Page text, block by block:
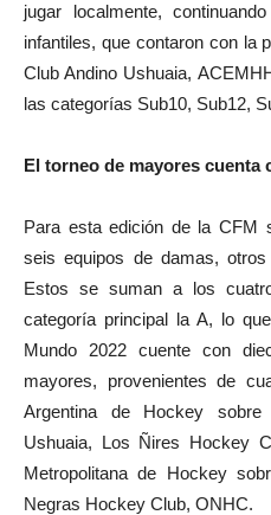
jugar localmente,
infantiles, que contaron con la
Club Andino Ushuaia,
las categorías Sub10, Sub12,
El torneo de mayores cuenta
Para esta edición de la CFM
seis equipos de damas,
Estos se suman a los
categoría principal la A, lo
Mundo 2022 cuente con
mayores, provenientes de
Argentina de Hockey
Ushuaia, Los Ñires Hockey
Metropolitana de Hockey
Negras Hockey Club, ONHC.